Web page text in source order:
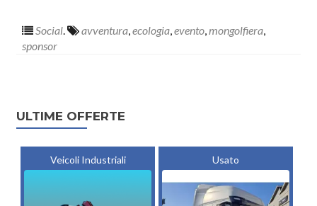
Social avventura ecologia evento mongolfiera
sponsor
ULTIME OFFERTE
Veicoli Industriali Usato